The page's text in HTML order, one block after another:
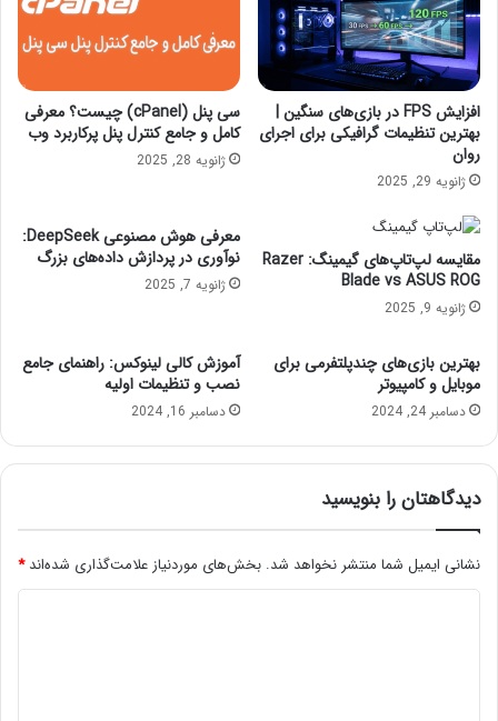
ش
م
ت
و
ف
ک
ن
ی
م
.
افزایش FPS در بازی‌های سنگین |
بهترین تنظیمات گرافیکی برای اجرای
روان
ژانویه 29, 2025
سی پنل (cPanel) چیست؟ معرفی
کامل و جامع کنترل پنل پرکاربرد وب
ژانویه 28, 2025
مقایسه لپ‌تاپ‌های گیمینگ: Razer
Blade vs ASUS ROG
ژانویه 9, 2025
معرفی هوش مصنوعی DeepSeek:
نوآوری در پردازش داده‌های بزرگ
ژانویه 7, 2025
بهترین بازی‌های چندپلتفرمی برای
موبایل و کامپیوتر
دسامبر 24, 2024
آموزش کالی لینوکس: راهنمای جامع
نصب و تنظیمات اولیه
دسامبر 16, 2024
دیدگاهتان را بنویسید
نشانی ایمیل شما منتشر نخواهد شد. بخش‌های موردنیاز علامت‌گذاری شده‌اند*